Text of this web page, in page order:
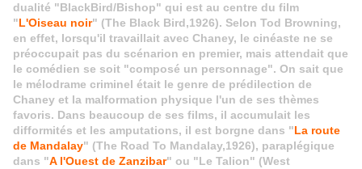
dualité "BlackBird/Bishop" qui est au centre du film
"L'Oiseau noir" (The Black Bird,1926). Selon Tod Browning,
en effet, lorsqu'il travaillait avec Chaney, le cinéaste ne se
préoccupait pas du scénarion en premier, mais attendait que
le comédien se soit "composé un personnage". On sait que
le mélodrame criminel était le genre de prédilection de
Chaney et la malformation physique l'un de ses thèmes
favoris. Dans beaucoup de ses films, il accumulait les
difformités et les amputations, il est borgne dans "La route
de Mandalay" (The Road To Mandalay,1926), paraplégique
dans "A l'Ouest de Zanzibar" ou "Le Talion" (West